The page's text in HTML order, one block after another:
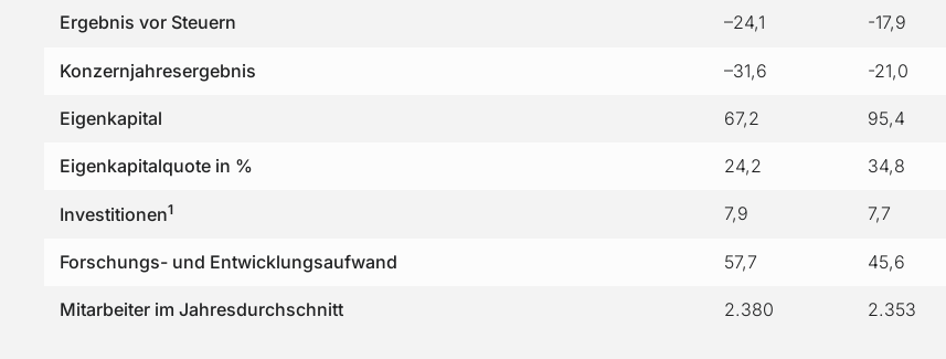
Ergebnis vor Steuern –24,1 -17,9
Konzernjahresergebnis –31,6 -21,0
Eigenkapital 67,2 95,4
Eigenkapitalquote in % 24,2 34,8
Investitionen1 7,9 7,7
Forschungs- und Entwicklungsaufwand 57,7 45,6
Mitarbeiter im Jahresdurchschnitt 2.380 2.353